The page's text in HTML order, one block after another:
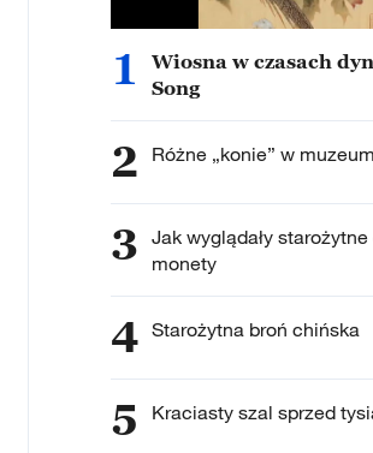
1
Wiosna w czasach
Song
2 Różne „konie” w muzeum
3 Jak wyglądały
monety
4 Starożytna broń chińska
5 Kraciasty szal sprzed